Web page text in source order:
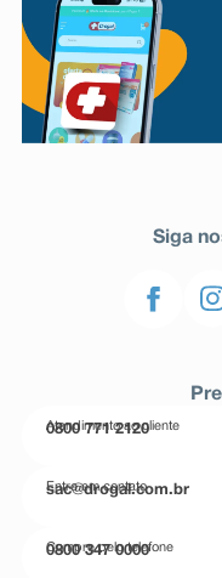
Siga
Atendimento ao cliente
0800 771 2120
Entre em contato
sac@drogal.com.br
Compre pelo telefone
0800 347 0000